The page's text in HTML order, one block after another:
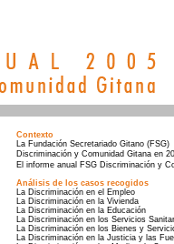
Contexto
La Fundación Secretariado Gitano (FSG)
Discriminación y Comunidad Gitana en
El informe anual FSG Discriminación y
Análisis de los casos recogidos
La Discriminación en el Empleo
La Discriminación en la Vivienda
La Discriminación en la Educación
La Discriminación en los Servicios
La Discriminación en los Bienes y
La Discriminación en la Justicia y las